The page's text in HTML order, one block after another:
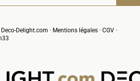
Delight.com · Mentions légales · CGV ·